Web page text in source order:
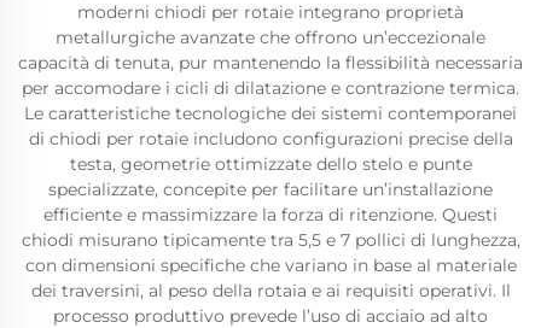
moderni chiodi per rotaie integrano proprietà
metallurgiche avanzate che offrono un’eccezionale
capacità di tenuta, pur mantenendo la flessibilità necessaria
per accomodare i cicli di dilatazione e contrazione termica.
Le caratteristiche tecnologiche dei sistemi contemporanei
di chiodi per rotaie includono configurazioni precise della
testa, geometrie ottimizzate dello stelo e punte
specializzate, concepite per facilitare un’installazione
efficiente e massimizzare la forza di ritenzione. Questi
chiodi misurano tipicamente tra 5,5 e 7 pollici di lunghezza,
con dimensioni specifiche che variano in base al materiale
dei traversini, al peso della rotaia e ai requisiti operativi. Il
processo produttivo prevede l’uso di acciaio ad alto